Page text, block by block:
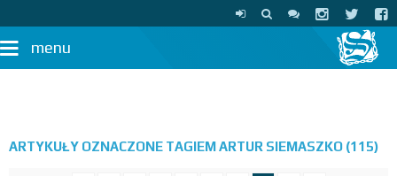
menu
ARTYKUŁY OZNACZONE TAGIEM ARTUR SIEMASZKO (115)